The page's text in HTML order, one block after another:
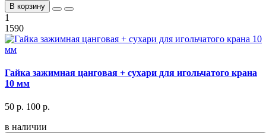
В корзину
1
1590
Гайка зажимная цанговая + сухари для игольчатого крана
10 мм
50 р. 100 р.
в наличии